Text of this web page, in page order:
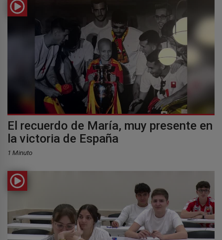
El recuerdo de María, muy presente en
la victoria de España
1 Minuto